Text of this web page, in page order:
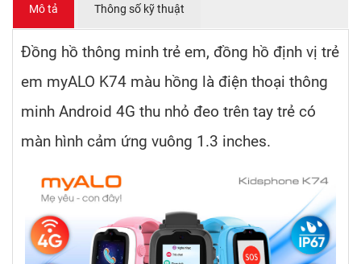
Mô tả Thông số kỹ thuật
Đồng hồ thông minh trẻ em, đồng hồ định vị trẻ
em myALO K74 màu hồng là điện thoại thông
minh Android 4G thu nhỏ đeo trên tay trẻ có
màn hình cảm ứng vuông 1.3 inches.